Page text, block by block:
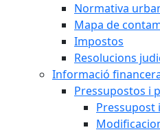
Normativa
Mapa de
Impostos
Resolucions
Informació
Pressupostos i
Pressupost